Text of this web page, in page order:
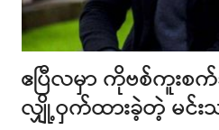
ဧပြီလမှာ ကိုဗစ်ကူး
လျှို့ဝှက်ထားခဲ့တဲ့ မင်းသ